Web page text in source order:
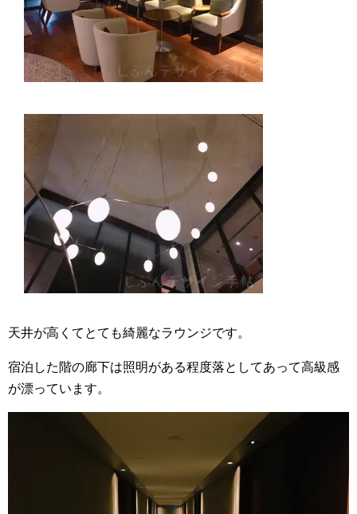
天井が高くてとても綺麗なラウンジです。
宿泊した階の廊下は照明がある程度落としてあって高級感
が漂っています。